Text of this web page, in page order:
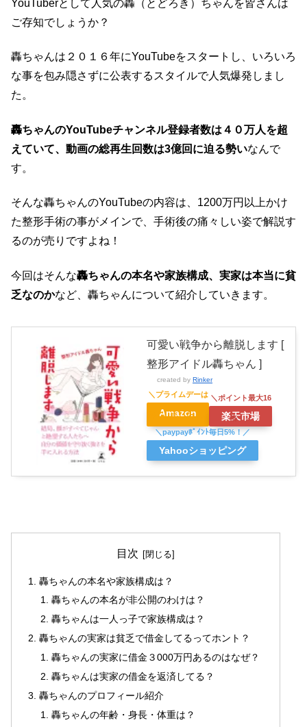
YouTuberとして人気の轟（とどろき）ちゃんを皆さんは
ご存知でしょうか？
轟ちゃんは２０１６年にYouTubeをスタートし、いろいろ
な事を包み隠さずに公表するスタイルで人気爆発しまし
た。
轟ちゃんのYouTubeチャンネル登録者数は４０万人を超
えていて、動画の総再生回数は3億回に迫る勢いなんで
す。
そんな轟ちゃんのYouTubeの内容は、1200万円以上かけ
た整形手術の事がメインで、手術後の痛々しい姿で解説す
るのが売りですよね！
今回はそんな轟ちゃんの本名や家族構成、実家は本当に貧
乏なのかなど、轟ちゃんについて紹介していきます。
可愛い戦争から離脱します [
整形アイドル轟ちゃん ]
created by Rinker
Amazon 楽天市場
Yahooショッピング
目次
轟ちゃんの本名や家族構成は？
轟ちゃんの本名が非公開のわけは？
轟ちゃんは一人っ子で家族構成は？
轟ちゃんの実家は貧乏で借金してるってホント？
轟ちゃんの実家に借金３000万円あるのはなぜ？
轟ちゃんは実家の借金を返済してる？
轟ちゃんのプロフィール紹介
轟ちゃんの年齢・身長・体重は？